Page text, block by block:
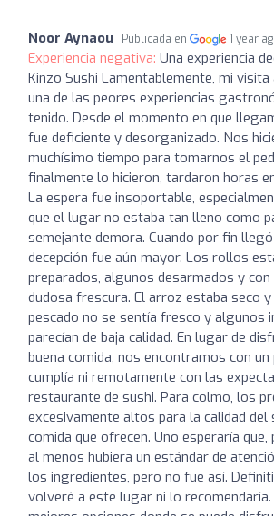
Noor Aynaou Publicada en 1 year
Experiencia negativa: Una experiencia
Kinzo Sushi Lamentablemente, mi visita
una de las peores experiencias
tenido. Desde el momento en que
fue deficiente y desorganizado. Nos
muchísimo tiempo para tomarnos el
finalmente lo hicieron, tardaron horas
La espera fue insoportable,
que el lugar no estaba tan lleno como
semejante demora. Cuando por fin
decepción fue aún mayor. Los rollos
preparados, algunos desarmados y
dudosa frescura. El arroz estaba seco
pescado no se sentía fresco y algunos
parecían de baja calidad. En lugar de
buena comida, nos encontramos con
cumplía ni remotamente con las
restaurante de sushi. Para colmo, los
excesivamente altos para la calidad del
comida que ofrecen. Uno esperaría
al menos hubiera un estándar de
los ingredientes, pero no fue así.
volveré a este lugar ni lo recomendaría.